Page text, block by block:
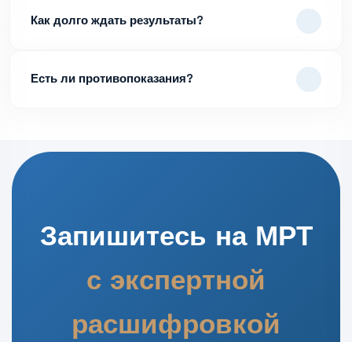
Как долго ждать результаты?
Есть ли противопоказания?
Запишитесь на МРТ
с экспертной
расшифровкой